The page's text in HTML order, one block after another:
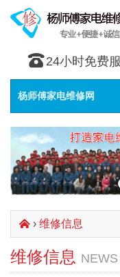
󰇯 24小时免费
杨师傅家电维修网
󰄫 › 维修信息
维修信息 NEWS